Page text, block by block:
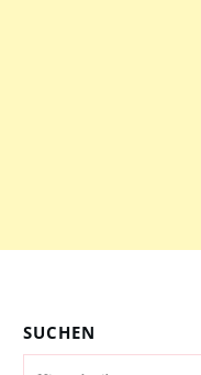
SUCHEN